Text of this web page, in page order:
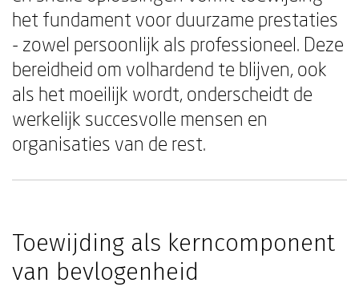
het fundament voor duurzame prestaties
- zowel persoonlijk als professioneel. Deze
bereidheid om volhardend te blijven, ook
als het moeilijk wordt, onderscheidt de
werkelijk succesvolle mensen en
organisaties van de rest.
Toewijding als kerncomponent
van bevlogenheid